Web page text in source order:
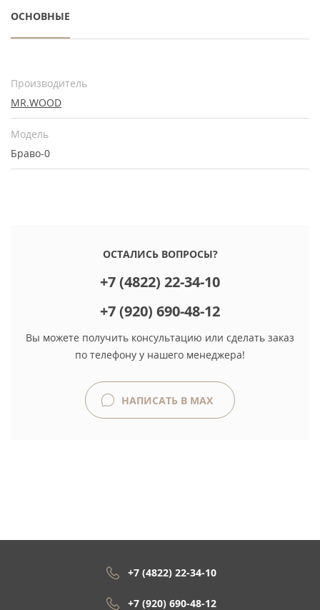
ОСНОВНЫЕ
Производитель
MR.WOOD
Модель
Браво-0
ОСТАЛИСЬ ВОПРОСЫ?
+7 (4822) 22-34-10
+7 (920) 690-48-12
Вы можете получить консультацию или сделать заказ
по телефону у нашего менеджера!
НАПИСАТЬ В MAX
+7 (4822) 22-34-10
+7 (920) 690-48-12